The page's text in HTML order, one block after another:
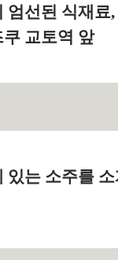
엄선된 식재
교토역 앞
있는 소주를